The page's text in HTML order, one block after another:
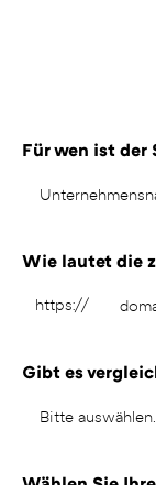
Für wen ist der
Wie lautet die
https://
Gibt es